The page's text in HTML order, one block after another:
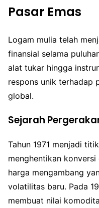
Pasar Emas
Logam mulia telah
finansial selama
alat tukar hingga
respons unik terhadap
global.
Sejarah
Tahun 1971 menjadi
menghentikan
harga mengambang
volatilitas baru. Pada
membuat nilai